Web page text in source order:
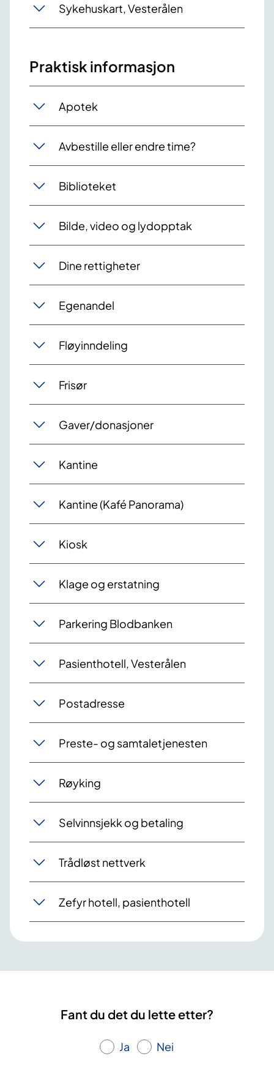
Sykehuskart, Vesterålen
Praktisk informasjon
Apotek
Avbestille eller endre time?
Biblioteket
Bilde, video og lydopptak
Dine rettigheter
Egenandel
Fløyinndeling
Frisør
Gaver/donasjoner
Kantine
Kantine (Kafé Panorama)
Kiosk
Klage og erstatning
Parkering Blodbanken
Pasienthotell, Vesterålen
Postadresse
Preste- og samtaletjenesten
Røyking
Selvinnsjekk og betaling
Trådløst nettverk
Zefyr hotell, pasienthotell
Fant du det du lette etter?
Ja Nei